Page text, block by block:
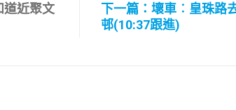
道近聚文
下一篇：壞車︰皇珠路
邨(10:37跟進)